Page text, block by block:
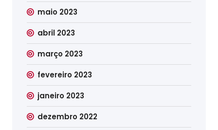
maio 2023
abril 2023
março 2023
fevereiro 2023
janeiro 2023
dezembro 2022